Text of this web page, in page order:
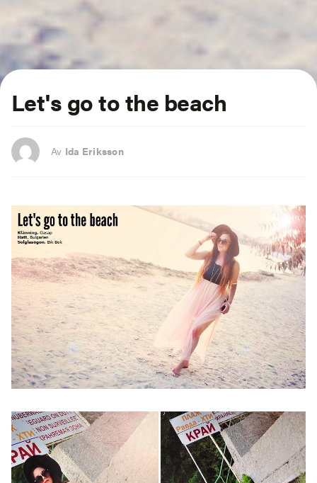
Let's go to the beach
Av Ida Eriksson